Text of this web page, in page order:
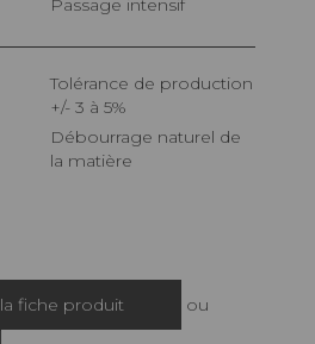
Passage intensif
Tolérance de production
+/- 3 à 5%
Débourrage naturel de
la matière
fiche produit ou